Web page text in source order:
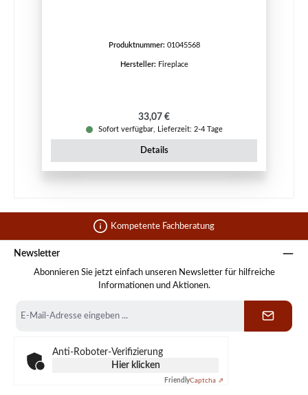
Produktnummer: 01045568
Hersteller: Fireplace
Regulärer Preis:
33,07 €
Sofort verfügbar, Lieferzeit: 2-4 Tage
Details
Kompetente Fachberatung
Newsletter
Abonnieren Sie jetzt einfach unseren Newsletter für hilfreiche
Informationen und Aktionen.
Mail-
Anti-Roboter-Verifizierung
Hier klicken
FriendlyCaptcha ⇗